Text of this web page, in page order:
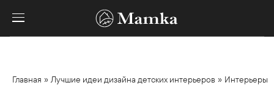
Главная »Лучшие идеи дизайна детских интерьеров » Интерьеры